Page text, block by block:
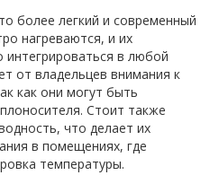
более легкий и современный
нагреваются, и их
интегрироваться в любой
от владельцев внимания к
как они могут быть
Стоит также
что делает их
в помещениях, где
температуры.